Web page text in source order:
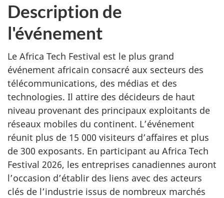
Description de
l'événement
Le Africa Tech Festival est le plus grand
événement africain consacré aux secteurs des
télécommunications, des médias et des
technologies. Il attire des décideurs de haut
niveau provenant des principaux exploitants de
réseaux mobiles du continent. L’événement
réunit plus de 15 000 visiteurs d’affaires et plus
de 300 exposants. En participant au Africa Tech
Festival 2026, les entreprises canadiennes auront
l’occasion d’établir des liens avec des acteurs
clés de l’industrie issus de nombreux marchés